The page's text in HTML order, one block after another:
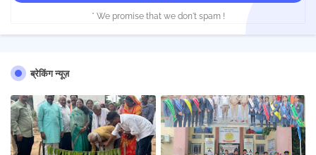
* We promise that we don't spam !
ब्रेकिंग न्यूज़